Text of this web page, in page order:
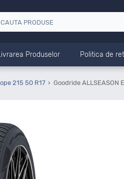
Produselor Politica de
215 50 R17 Goodride ALLSEASON